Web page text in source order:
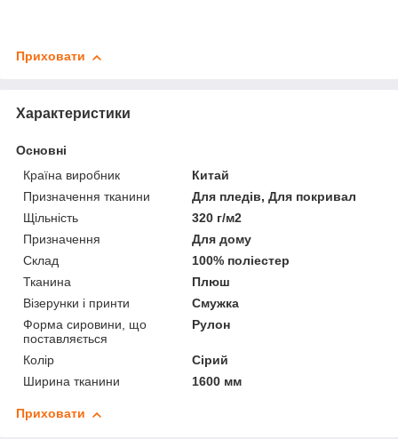
Приховати
Характеристики
Основні
Країна виробник
Китай
Призначення тканини
Для пледів, Для покривал
Щільність
320 г/м2
Призначення
Для дому
Склад
100% поліестер
Тканина
Плюш
Візерунки і принти
Смужка
Форма сировини, що
поставляється
Рулон
Колір
Сірий
Ширина тканини
1600 мм
Приховати